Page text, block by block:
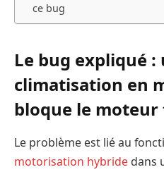
ce bug
Le bug expliqué :
climatisation en
bloque le
Le problème est lié au
motorisation hybride dans